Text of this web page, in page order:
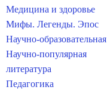
Медицина и здоровье
Мифы. Легенды. Эпос
Научно-образовательная
Научно-популярная
литература
Педагогика